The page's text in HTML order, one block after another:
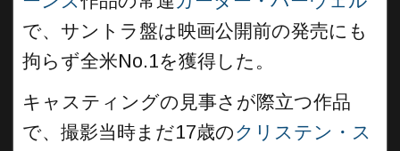
で、サントラ盤は映画公開前の発売にも
拘らず全米No.1を獲得した。
キャスティングの見事さが際立つ作品
で、撮影当時まだ17歳のクリステン・ス